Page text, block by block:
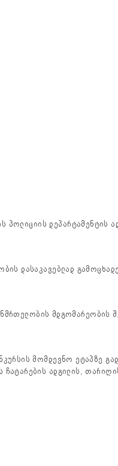
დეპარტამენტის
დასაკავებლად
მდგომარეობის
მომდევნო ეტაპზე
ადგილის,